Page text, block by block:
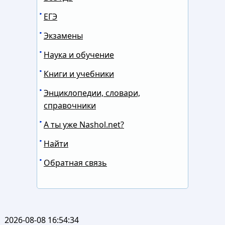
ЕГЭ
Экзамены
Наука и обучение
Книги и учебники
Энциклопедии, словари,
справочники
А ты уже Nashol.net?
Найти
Обратная связь
2026-08-08 16:54:34